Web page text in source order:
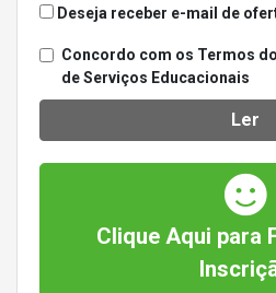
Deseja receber e-mail de
Concordo com os Termos
de Serviços Educacionais
Ler
Clique Aqui para